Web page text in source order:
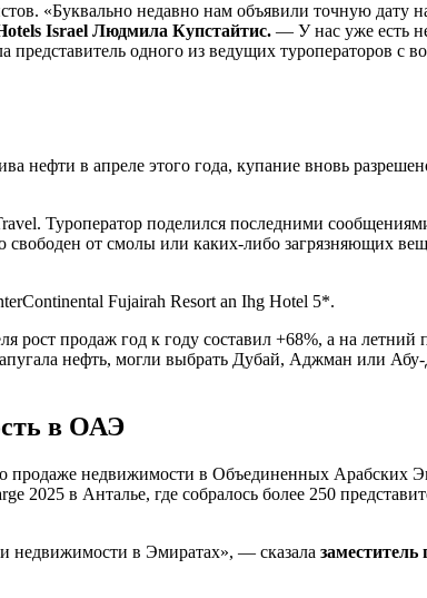
«Буквально недавно нам объявили точную дату
Israel Людмила Купстайтис. — У нас уже есть
одного из ведущих туроператоров с
нефти в апреле этого года, купание вновь
Туроператор поделился последними
от смолы или каких-либо загрязняющих
Fujairah Resort an Ihg Hotel 5*.
продаж год к году составил +68%, а на
нефть, могли выбрать Дубай, Аджман или
в ОАЭ
продаже недвижимости в Объединенных Арабских
2025 в Анталье, где собралось более 250
недвижимости в Эмиратах», — сказала заместитель